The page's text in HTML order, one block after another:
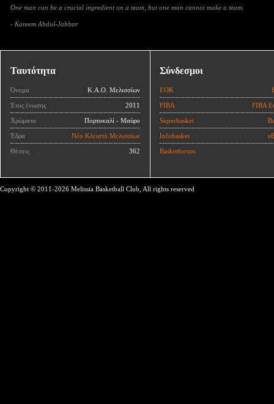
One man can be a crucial ingredient on a team, but one man cannot make a team.
- Kareem Abdul-Jabbar
Ταυτότητα
Όνομα Κ.Α.Ο. Μελισσίων
Έτος ένωσης 2011
Χρώματα Πορτοκαλί - Μαύρο
Έδρα Νέο Κλειστό Μελισσίων
Θέσεις 362
Σύνδεσμοι
ΕΟΚ
FIBA FIBA
Superbasket
Infobasket
Basketforum
Copyright © 2011-2026 Melissia Basketball Club, All rights reserved